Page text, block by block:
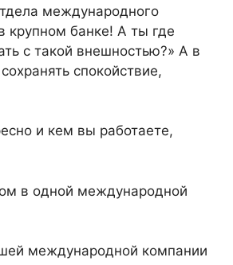
международного
крупном банке! А ты где
с такой внешностью?» А в
спокойствие,
и кем вы работаете,
в одной международной
международной компании